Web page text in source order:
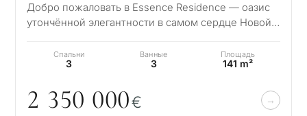
Добро пожаловать в Essence Residence — оазис
утончённой элегантности в самом сердце Новой
Спальни
3
Ванные
3
Площадь
141 m²
2 350 000€